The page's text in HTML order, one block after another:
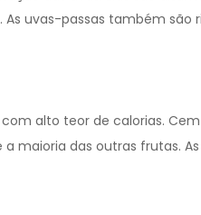
uvas-passas também são
alto teor de calorias.
maioria das outras frutas.